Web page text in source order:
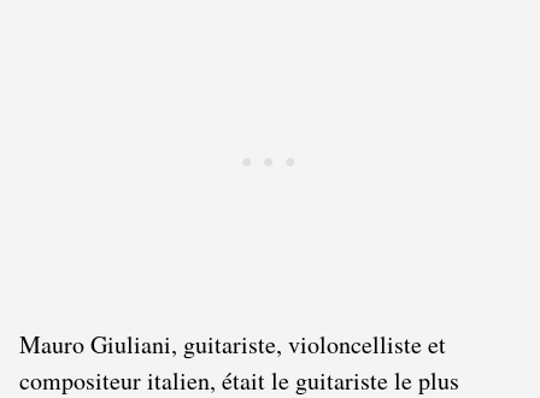
Mauro Giuliani, guitariste, violoncelliste et
compositeur italien, était le guitariste le plus